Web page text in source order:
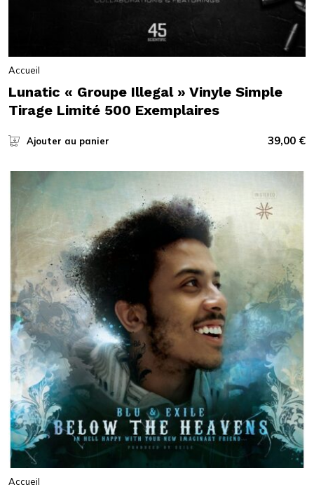
Accueil
Lunatic « Groupe Illegal » Vinyle Simple
Tirage Limité 500 Exemplaires
Ajouter au panier 39,00 €
Accueil